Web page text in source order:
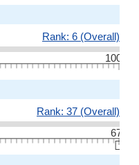
Rank: 6 (Overall)
100
Rank: 37 (Overall)
67
👆🏻